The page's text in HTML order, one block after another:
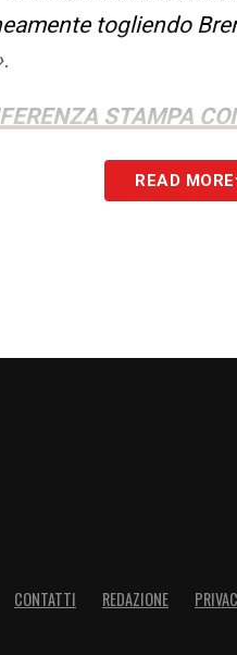
togliendo
STAMPA
READ MORE
CONTATTI REDAZIONE